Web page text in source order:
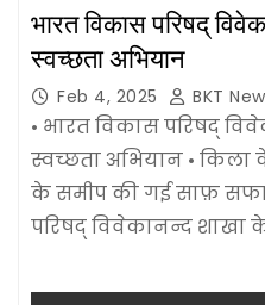
भारत विकास परिषद्
स्वच्छता अभियान
Feb 4, 2025 BKT
• भारत विकास परिषद्
स्वच्छता अभियान • किला
के समीप की गई साफ़
परिषद् विवेकानन्द शाखा